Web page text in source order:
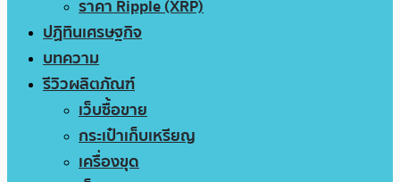
ราคา Ripple (XRP)
ปฏิทินเศรษฐกิจ
บทความ
รีวิวผลิตภัณฑ์
เว็บซื้อขาย
กระเป๋าเก็บเหรียญ
เครื่องขุด